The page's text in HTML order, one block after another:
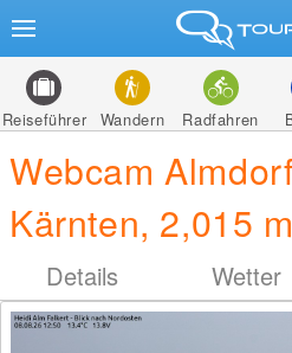
Reiseführer Wandern Radfahren
Webcam
Kärnten, 2,015 m
Details Wetter